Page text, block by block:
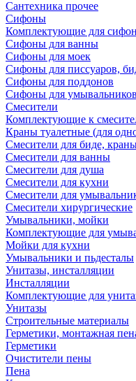
Сантехника прочее
Сифоны
Комплектующие для
Сифоны для ванны
Сифоны для моек
Сифоны для писсуаров,
Сифоны для поддонов
Сифоны для умывальников
Смесители
Комплектующие к
Краны туалетные (для
Смесители для биде,
Смесители для ванны
Смесители для душа
Смесители для кухни
Смесители для
Смесители хирургические
Умывальники, мойки
Комплектующие для
Мойки для кухни
Умывальники и пьдесталы
Унитазы, инсталляции
Инсталляции
Комплектующие для
Унитазы
Строительные материалы
Герметики, монтажная
Герметики
Очистители пены
Пена